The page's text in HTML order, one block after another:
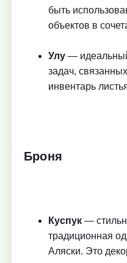
быть
объектов в
Улу —
задач,
инвентарь
Броня
Куспук —
традиционная
Аляски. Это